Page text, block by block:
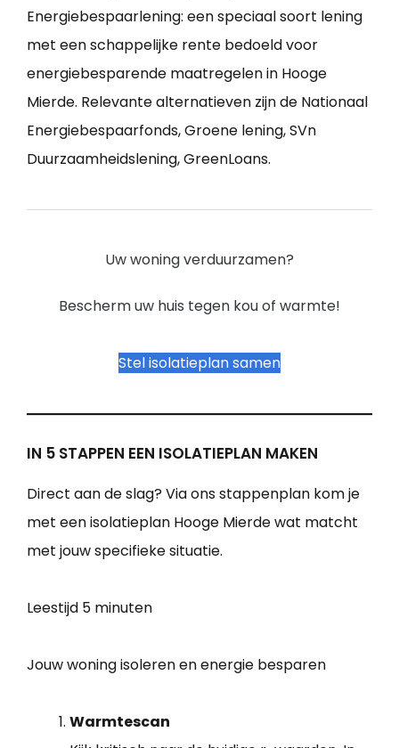
Energiebespaarlening: een speciaal soort lening
met een schappelijke rente bedoeld voor
energiebesparende maatregelen in Hooge
Mierde. Relevante alternatieven zijn de Nationaal
Energiebespaarfonds, Groene lening, SVn
Duurzaamheidslening, GreenLoans.
Uw woning verduurzamen?
Bescherm uw huis tegen kou of warmte!
Stel isolatieplan samen
IN 5 STAPPEN EEN ISOLATIEPLAN MAKEN
Direct aan de slag? Via ons stappenplan kom je
met een isolatieplan Hooge Mierde wat matcht
met jouw specifieke situatie.
Leestijd 5 minuten
Jouw woning isoleren en energie besparen
Warmtescan